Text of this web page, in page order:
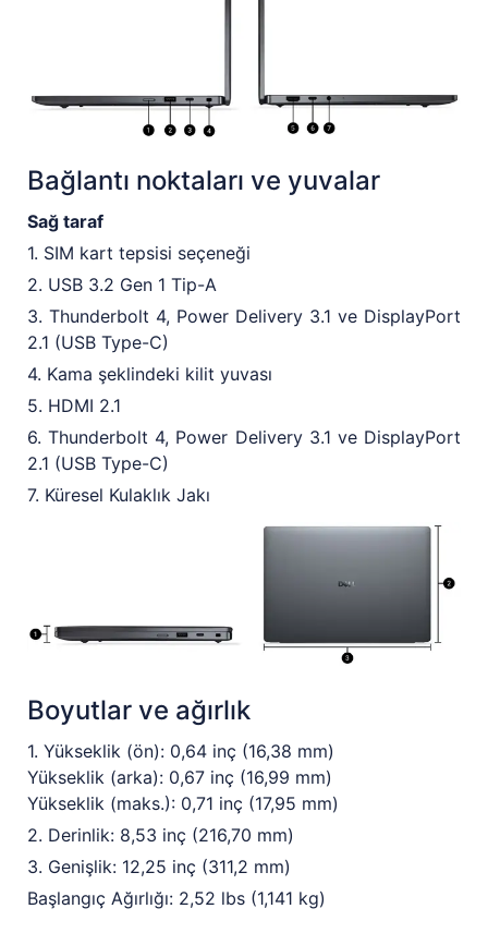
Bağlantı noktaları ve yuvalar
Sağ taraf
1. SIM kart tepsisi seçeneği
2. USB 3.2 Gen 1 Tip-A
3. Thunderbolt 4, Power Delivery 3.1 ve DisplayPort
2.1 (USB Type-C)
4. Kama şeklindeki kilit yuvası
5. HDMI 2.1
6. Thunderbolt 4, Power Delivery 3.1 ve DisplayPort
2.1 (USB Type-C)
7. Küresel Kulaklık Jakı
Boyutlar ve ağırlık
1. Yükseklik (ön): 0,64 inç (16,38 mm)
Yükseklik (arka): 0,67 inç (16,99 mm)
Yükseklik (maks.): 0,71 inç (17,95 mm)
2. Derinlik: 8,53 inç (216,70 mm)
3. Genişlik: 12,25 inç (311,2 mm)
Başlangıç Ağırlığı: 2,52 lbs (1,141 kg)